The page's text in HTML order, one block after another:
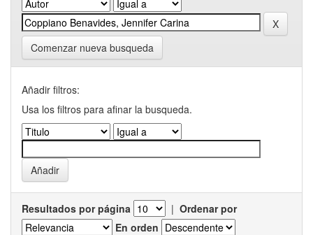
Comenzar nueva busqueda
Añadir filtros:
Usa los filtros para afinar la busqueda.
Resultados por página | Ordenar por
En orden